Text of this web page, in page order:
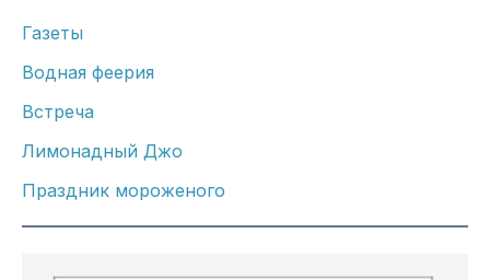
Газеты
Водная феерия
Встреча
Лимонадный Джо
Праздник мороженого